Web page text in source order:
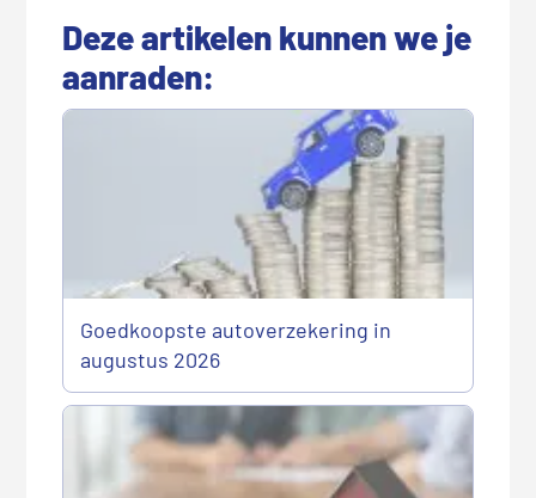
Deze artikelen kunnen we je
aanraden:
Goedkoopste autoverzekering in
augustus 2026